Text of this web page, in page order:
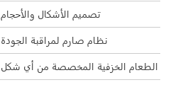
3. تصميم الأشكال والأحجام
4. نظام صارم لمراقبة الجودة
الطعام الخزفية المخصصة من أي شكل